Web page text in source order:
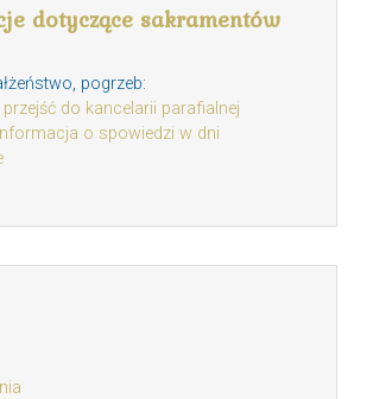
dotyczące sakramentów
pogrzeb:
przejść do kancelarii parafialnej
Informacja o spowiedzi w dni